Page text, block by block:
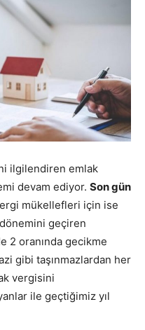
ilgilendiren emlak
devam ediyor. Son gün
mükellefleri için ise
geçiren
2 oranında gecikme
gibi taşınmazlardan her
vergisini
ile geçtiğimiz yıl